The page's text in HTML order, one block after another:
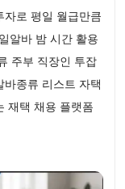
로 평일 월급만큼
알바 밤 시간 활용
주부 직장인 투잡
종류 리스트 자택
재택 채용 플랫폼